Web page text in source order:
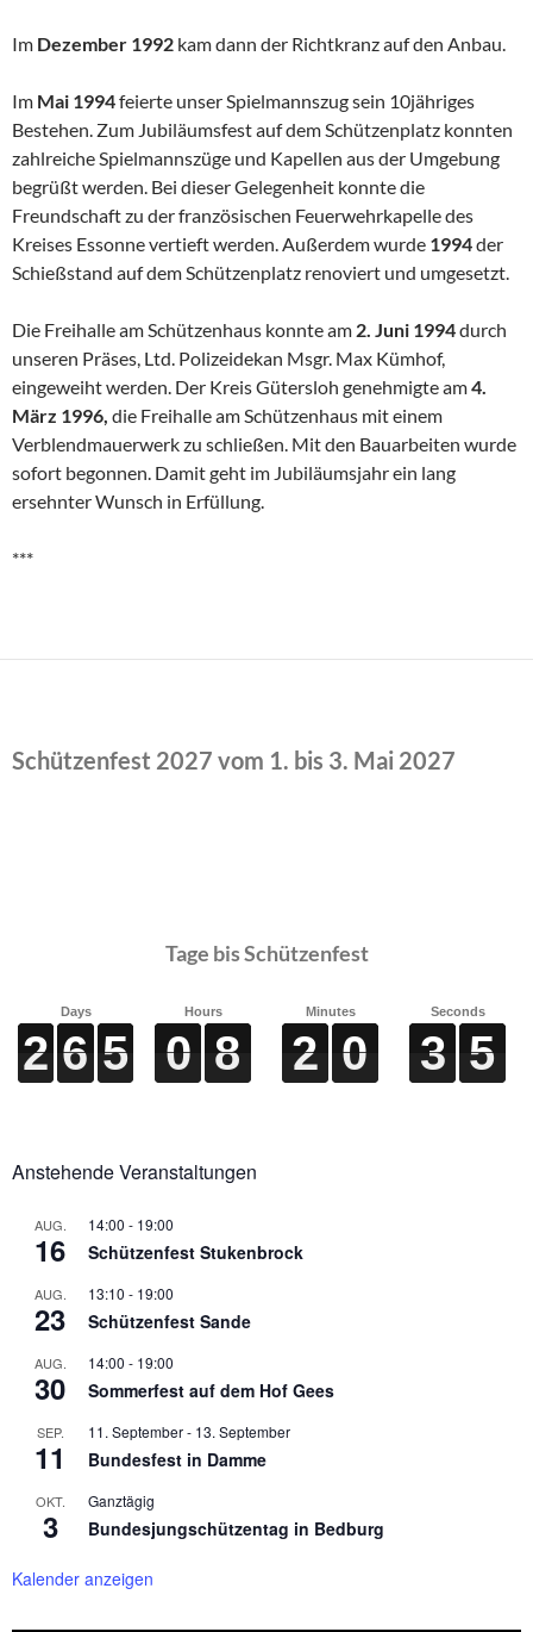
Im Dezember 1992 kam dann der Richtkranz auf den Anbau.
Im Mai 1994feierte unser Spielmannszug sein 10jähriges
Bestehen. Zum Jubiläumsfest auf dem Schützenplatz konnten
zahlreiche Spiel­mannszüge und Kapellen aus der Umgebung
begrüßt werden. Bei die­ser Gelegenheit konnte die
Freundschaft zu der französischen Feuerwehrkapelle des
Kreises Essonne vertieft werden. Außerdem wurde 1994der
Schießstand auf dem Schützenplatz reno­viert und umgesetzt.
Die Freihalle am Schützenhaus konnte am 2. Juni 1994durch
unseren Präses, Ltd. Polizeidekan Msgr. Max Kümhof,
eingeweiht werden. Der Kreis Gütersloh genehmigte am4.
März 1996, die Freihalle am Schützenhaus mit einem
Verblendmauerwerk zu schließen. Mit den Bau­arbeiten wurde
sofort begonnen. Damit geht im Jubiläumsjahr ein lang
ersehnter Wunsch in Erfüllung.
***
Schützenfest 2027 vom 1. bis 3. Mai 2027
Tage bis Schützenfest
Days
2
2
2
2 6
6
6
6 5
5
5
5
Hours
0
0
0
0 8
8
8
8
Minutes
2
2
2
2 0
0
0
0
Seconds
3
3
3
3 4
4
4
4
Anstehende Veranstaltungen
AUG.
16
14:00 - 19:00
Schützenfest Stukenbrock
AUG.
23
13:10 - 19:00
Schützenfest Sande
AUG.
30
14:00 - 19:00
Sommerfest auf dem Hof Gees
SEP.
11
11. September- 13. September
Bundesfest in Damme
OKT.
3
Ganztägig
Bundesjungschützentag in Bedburg
Kalender anzeigen